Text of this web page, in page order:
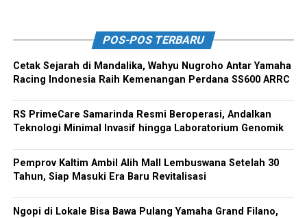
POS-POS TERBARU
Cetak Sejarah di Mandalika, Wahyu Nugroho Antar Yamaha
Racing Indonesia Raih Kemenangan Perdana SS600 ARRC
RS PrimeCare Samarinda Resmi Beroperasi, Andalkan
Teknologi Minimal Invasif hingga Laboratorium Genomik
Pemprov Kaltim Ambil Alih Mall Lembuswana Setelah 30
Tahun, Siap Masuki Era Baru Revitalisasi
Ngopi di Lokale Bisa Bawa Pulang Yamaha Grand Filano,